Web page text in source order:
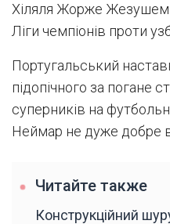
Хіляля Жорже Жезушем
Ліги чемпіонів проти
Португальський
підопічного за погане
суперників на
Неймар не дуже добре
Читайте также
Конструкційний